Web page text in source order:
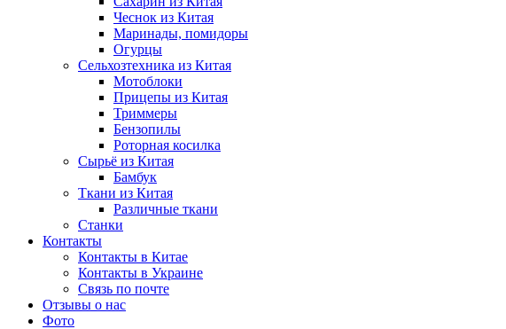
Чеснок из Китая
Маринады, помидоры
Огурцы
Сельхозтехника из Китая
Мотоблоки
Прицепы из Китая
Триммеры
Бензопилы
Роторная косилка
Сырьё из Китая
Бамбук
Ткани из Китая
Различные ткани
Станки
Контакты
Контакты в Китае
Контакты в Украине
Связь по почте
Отзывы о нас
Фото